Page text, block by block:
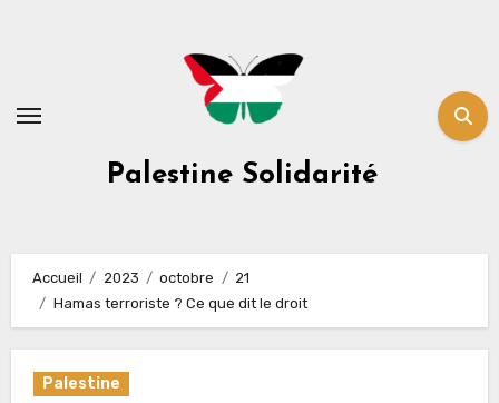
Palestine Solidarité
Accueil 2023 octobre
21
Hamas terroriste ? Ce que dit le droit
Palestine